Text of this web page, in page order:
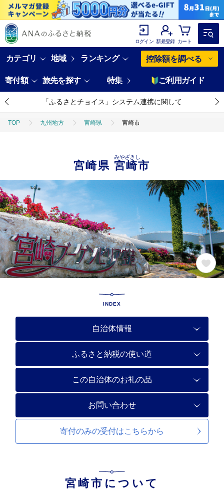
ログイン 新規登録 カート
カテゴリ 地域 ランキング 控除額を調べる
寄付額 旅先を探す 特集 ご利用ガイド
「ふるさとチョイス」システム連携に関して
TOP 九州地方 宮崎県 宮崎市
宮崎県宮崎市
みやざきし
INDEX
自治体情報
ふるさと納税の使い道
この自治体のお礼の品
お問い合わせ
寄付のみの受付はこちらから
宮崎市について